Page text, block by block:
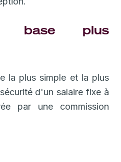
base plus
la plus simple et la plus
d'un salaire fixe à
par une commission